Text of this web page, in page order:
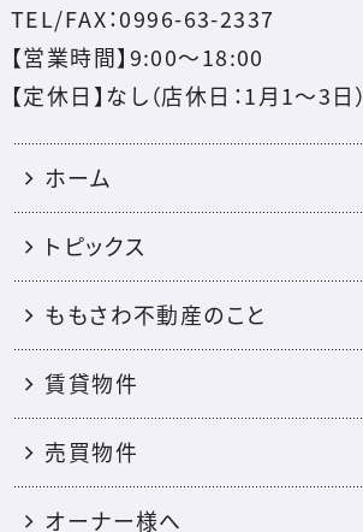
TEL/FAX：0996-63-2337
【営業時間】9:00～18:00
【定休日】なし（店休日：1月1〜3日）
ホーム
トピックス
ももさわ不動産のこと
賃貸物件
売買物件
オーナー様へ